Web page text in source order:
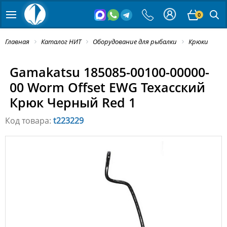
0
Главная Каталог НИТ Оборудование для рыбалки Крюки
Gamakatsu 185085-00100-00000-
00 Worm Offset EWG Техасский
Крюк Черный Red 1
Код товара: t223229